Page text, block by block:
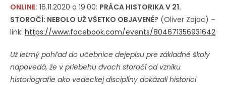
ONLINE: 16.11.2020 o 19.00: PRÁCA HISTORIKA V 21.
STOROČÍ: NEBOLO UŽ VŠETKO OBJAVENÉ? (Oliver Zajac) –
link: https://www.facebook.com/events/804671356931642
Už letmý pohľad do učebnice dejepisu pre základné školy
napovedá, že v priebehu dvoch storočí od vzniku
historiografie ako vedeckej disciplíny dokázali historici